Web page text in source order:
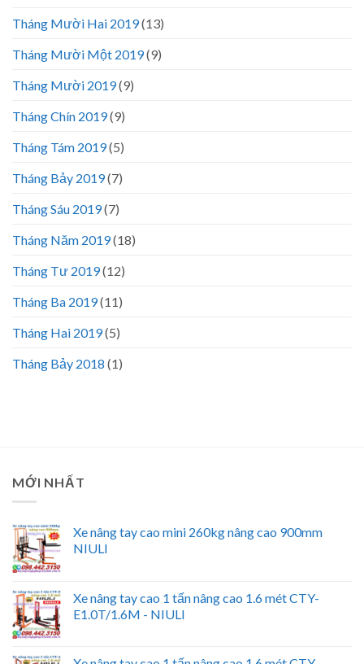
Tháng Mười Hai 2019(13)
Tháng Mười Một 2019(9)
Tháng Mười 2019(9)
Tháng Chín 2019(9)
Tháng Tám 2019(5)
Tháng Bảy 2019(7)
Tháng Sáu 2019(7)
Tháng Năm 2019(18)
Tháng Tư 2019(12)
Tháng Ba 2019(11)
Tháng Hai 2019(5)
Tháng Bảy 2018 (1)
MỚI NHẤT
Xe nâng tay cao mini 260kg nâng cao 900mm
NIULI
Xe nâng tay cao 1 tấn nâng cao 1.6 mét CTY-
E1.0T/1.6M - NIULI